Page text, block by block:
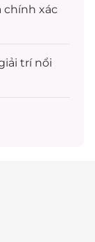
chính xác
trínổi